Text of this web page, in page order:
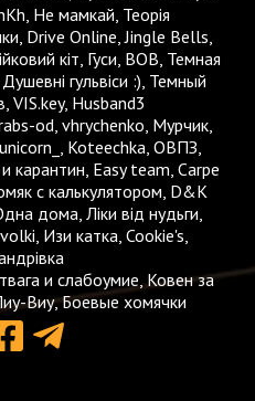
Не мамкай, Теорія
Drive Online, Jingle Bells,
кіт, Гуси, BOB, Темная
гульвіси :), Темный
VIS.key, Husband3
od, vhrychenko, Мурчик,
Koteechka, ОВПЗ,
карантин, Easy team, Carpe
с калькулятором, D&K
дома, Ліки від нудьги,
Изи катка, Cookie's,
и слабоумие, Ковен за
Виу, Боевые хомячки